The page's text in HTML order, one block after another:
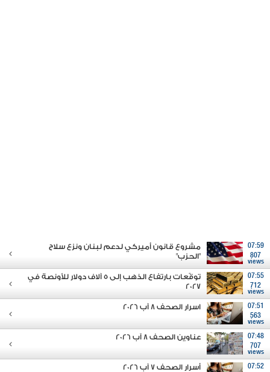
07:59
807
views
مشروع قانون أميركي لدعم لبنان ونزع سلاح
"الحزب"
07:55
712
views
توقّعات بارتفاع الذهب إلى 5 آلاف دولار للأونصة في
2027
07:51
563
views
اسرار الصحف 8 آب 2026
07:48
707
views
عناوين الصحف 8 آب 2026
07:52
أسرار الصحف 7 آب 2026